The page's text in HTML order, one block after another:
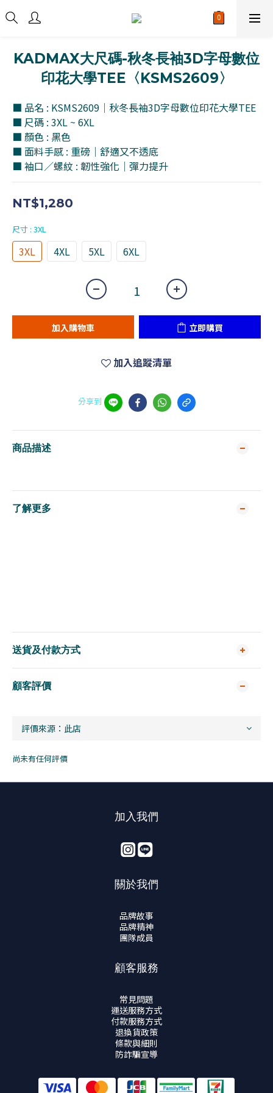
KADMAX大尺碼-秋冬長袖3D字母數位
印花大學TEE〈KSMS2609〉
■ 品名 : KSMS2609｜秋冬長袖3D字母數位印花大學TEE
■ 尺碼 : 3XL ~ 6XL
■ 顏色 : 黑色
■ 面料手感 : 重磅｜舒適又不透底
■ 袖口／螺紋 : 韌性強化｜彈力提升
NT$1,280
尺寸 : 3XL
3XL 4XL 5XL 6XL
加入購物車 立即購買
加入追蹤清單
分享到
商品描述
了解更多
送貨及付款方式
顧客評價
尚未有任何評價
加入我們
關於我們
品牌故事
品牌精神
團隊成員
顧客服務
常見問題
運送服務方式
付款服務方式
退換貨政策
條款與細則
防詐騙宣導